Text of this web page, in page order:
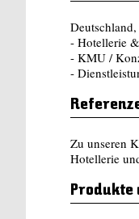
- Hotellerie
- KMU /
-
Zu unseren
Hotellerie